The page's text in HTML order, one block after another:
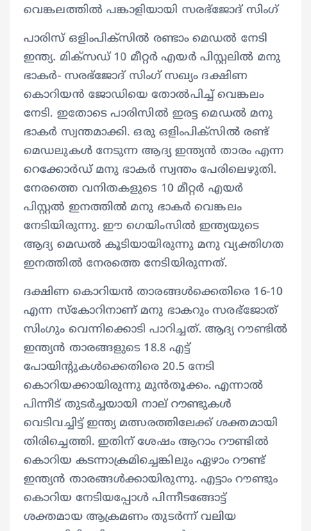
വെങ്കലത്തില്‍ പങ്കാളിയായി സരഭ്ജോദ് സിംഗ്
പാരിസ് ഒളിംപിക്‌സില്‍ രണ്ടാം മെഡല്‍ നേടി
ഇന്ത്യ. മിക്‌സഡ് 10 മീറ്റര്‍ എയര്‍ പിസ്റ്റലില്‍ മനു
ഭാകര്‍- സരഭ്ജോദ് സിംഗ് സഖ്യം ദക്ഷിണ
കൊറിയന്‍ ജോഡിയെ തോല്‍പിച്ച് വെങ്കലം
നേടി. ഇതോടെ പാരിസില്‍ ഇരട്ട മെഡല്‍ മനു
ഭാകര്‍ സ്വന്തമാക്കി. ഒരു ഒളിംപിക്‌സില്‍ രണ്ട്
മെഡലുകള്‍ നേടുന്ന ആദ്യ ഇന്ത്യന്‍ താരം എന്ന
റെക്കോര്‍ഡ് മനു ഭാകര്‍ സ്വന്തം പേരിലെഴുതി.
നേരത്തെ വനിതകളുടെ 10 മീറ്റര്‍ എയര്‍
പിസ്റ്റല്‍ ഇനത്തില്‍ മനു ഭാകര്‍ വെങ്കലം
നേടിയിരുന്നു. ഈ ഗെയിംസില്‍ ഇന്ത്യയുടെ
ആദ്യ മെഡല്‍ കൂടിയായിരുന്നു മനു വ്യക്തിഗത
ഇനത്തില്‍ നേരത്തെ നേടിയിരുന്നത്.
ദക്ഷിണ കൊറിയന്‍ താരങ്ങള്‍ക്കെതിരെ 16-10
എന്ന സ്കോറിനാണ് മനു ഭാകറും സരഭ്‌ജോത്
സിംഗും വെന്നിക്കൊടി പാറിച്ചത്. ആദ്യ റൗണ്ടില്‍
ഇന്ത്യന്‍ താരങ്ങളുടെ 18.8 എട്ട്
പോയിന്‍റുകള്‍ക്കെതിരെ 20.5 നേടി
കൊറിയക്കായിരുന്നു മുന്‍തൂക്കം. എന്നാല്‍
പിന്നീട് തുടര്‍ച്ചയായി നാല് റൗണ്ടുകള്‍
വെടിവച്ചിട്ട് ഇന്ത്യ മത്സരത്തിലേക്ക് ശക്തമായി
തിരിച്ചെത്തി. ഇതിന് ശേഷം ആറാം റൗണ്ടില്‍
കൊറിയ കടന്നാക്രമിച്ചെങ്കിലും ഏഴാം റൗണ്ട്
ഇന്ത്യന്‍ താരങ്ങള്‍ക്കായിരുന്നു. എട്ടാം റൗണ്ടും
കൊറിയ നേടിയപ്പോള്‍ പിന്നീടങ്ങോട്ട്
ശക്തമായ ആക്രമണം തുടര്‍ന്ന് വലിയ